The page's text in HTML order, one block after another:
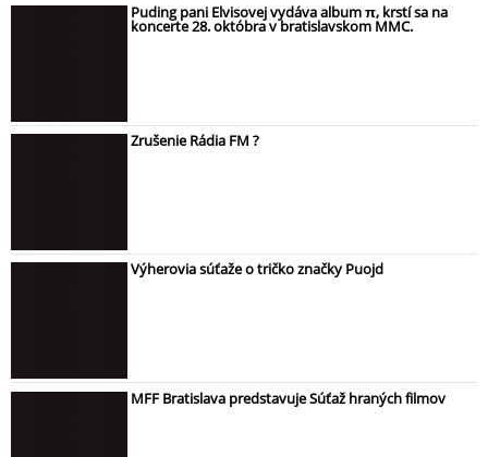
Puding pani Elvisovej vydáva album π, krstí sa na
koncerte 28. októbra v bratislavskom MMC.
Zrušenie Rádia FM ?
Výherovia súťaže o tričko značky Puojd
MFF Bratislava predstavuje Súťaž hraných filmov